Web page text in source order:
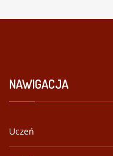
NAWIGACJA
Uczeń